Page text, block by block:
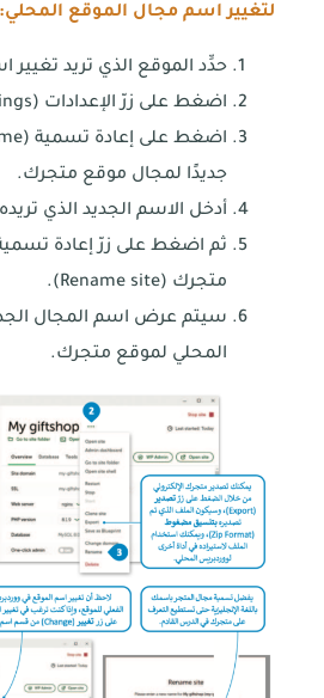
لتغيير اسم مجال الموقع المحلي:
حدِّد الموقع الذي تريد تغيير
اضغط على زرّ الإعدادات (Settings) لهذا الموقع.
جديدًا لمجال موقع متجرك.
أدخل الاسم الجديد الذي
ثم اضغط على زرّ إعادة
متجرك (Rename site).
سيتم عرض اسم المجال
المحلي لموقع متجرك.